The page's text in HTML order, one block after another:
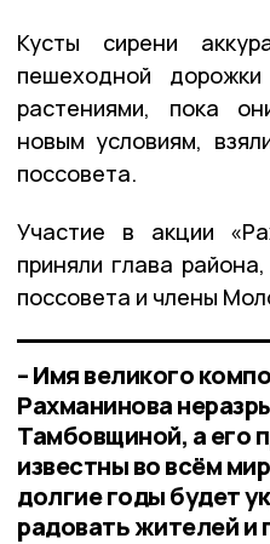
Кусты сирени
пешеходной
растениями, пока
новым условиям,
поссовета.
Участие в акции
приняли глава
поссовета и члены
– Имя великого
Рахманинова
Тамбовщиной, а его
известны во всём
долгие годы будет
радовать жителей и